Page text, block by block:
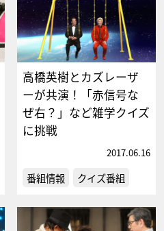
高橋英樹とカズレーザ
ーが共演！「赤信号な
ぜ右？」など雑学クイズ
に挑戦
2017.06.16
番組情報 クイズ番組